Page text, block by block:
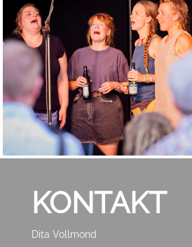
KONTAKT
Dita Vollmond